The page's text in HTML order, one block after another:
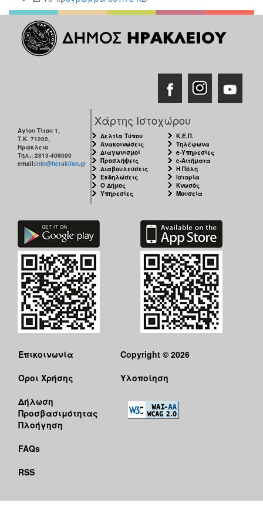
Αγίου Τίτου 1,
Τ.Κ. 71202,
Ηράκλειο
Τηλ.: 2813-409000
email:info@heraklion.gr
Χάρτης Ιστοχώρου
Δελτία Τύπου
Ανακοινώσεις
Διαγωνισμοί
Προσλήψεις
Διαβουλεύσεις
Εκδηλώσεις
Ο Δήμος
Υπηρεσίες
Κ.Ε.Π.
Τηλέφωνα
e-Υπηρεσίες
e-Αιτήματα
Η Πόλη
Ιστορία
Κνωσός
Μουσεία
Επικοινωνία
Όροι Χρήσης
Δήλωση
Προσβασιμότητας
Πλοήγηση
FAQs
RSS
Copyright © 2026
Υλοποίηση